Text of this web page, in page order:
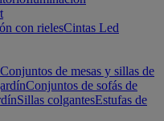
con rielesCintas Led
Conjuntos de mesas y sillas de
Conjuntos de sofás de
Sillas colgantesEstufas de